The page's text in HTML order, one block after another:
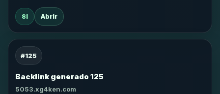
SI Abrir
#125
Backlink generado 125
5053.xg4ken.com